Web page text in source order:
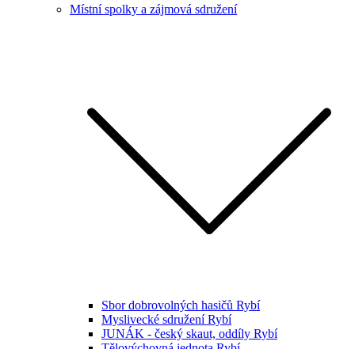
Místní spolky a zájmová sdružení
Sbor dobrovolných hasičů Rybí
Myslivecké sdružení Rybí
JUNÁK - český skaut, oddíly Rybí